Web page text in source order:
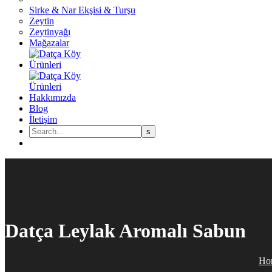
Sirke & Nar Ekşisi & Turşu
Zeytin
Zeytinyağı
Mağazalar
Hakkımızda
Blog
İletişim
Datça Leylak Aromalı Sabun